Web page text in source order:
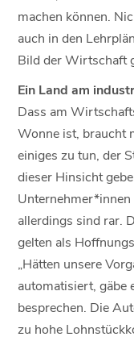
machen können.
auch in den
Bild der Wirtschaft
Ein Land am
Dass am
Wonne ist, braucht
einiges zu tun, der
dieser Hinsicht
allerdings sind rar.
gelten als
„Hätten unsere
automatisiert, gäbe
besprechen. Die
zu hohe